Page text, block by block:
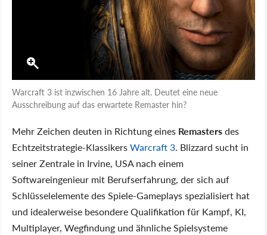
Warcraft 3 ist inzwischen 16 Jahre alt. Deutet eine neue
Ausschreibung auf das erwartete Remaster hin?
Mehr Zeichen deuten in Richtung eines Remastersdes
Echtzeitstrategie-KlassikersWarcraft 3. Blizzard sucht in
seiner Zentrale in Irvine, USA nach einem
Softwareingenieur mit Berufserfahrung, der sich auf
Schlüsselelemente des Spiele-Gameplays spezialisiert hat
und idealerweise besondere Qualifikation für Kampf, KI,
Multiplayer, Wegfindung und ähnliche Spielsysteme